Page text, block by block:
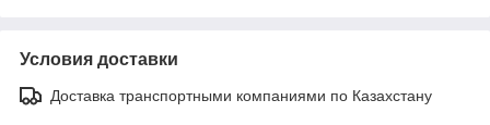
Условия доставки
Доставка транспортными компаниями по Казахстану